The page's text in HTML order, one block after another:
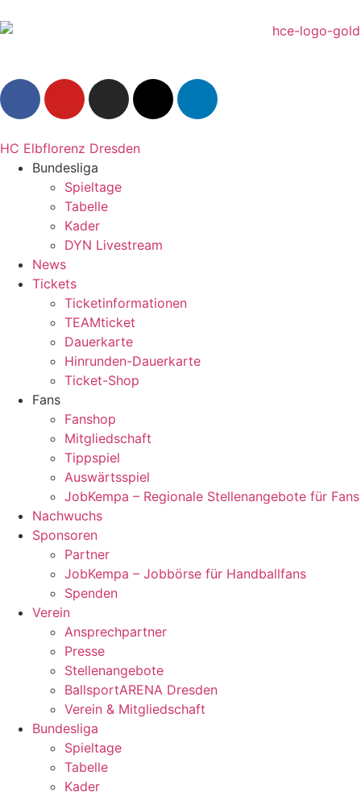
HC Elbflorenz Dresden
Bundesliga
Spieltage
Tabelle
Kader
DYN Livestream
News
Tickets
Ticketinformationen
TEAMticket
Dauerkarte
Hinrunden-Dauerkarte
Ticket-Shop
Fans
Fanshop
Mitgliedschaft
Tippspiel
Auswärtsspiel
JobKempa – Regionale Stellenangebote für Fans
Nachwuchs
Sponsoren
Partner
JobKempa – Jobbörse für Handballfans
Spenden
Verein
Ansprechpartner
Presse
Stellenangebote
BallsportARENA Dresden
Verein & Mitgliedschaft
Bundesliga
Spieltage
Tabelle
Kader